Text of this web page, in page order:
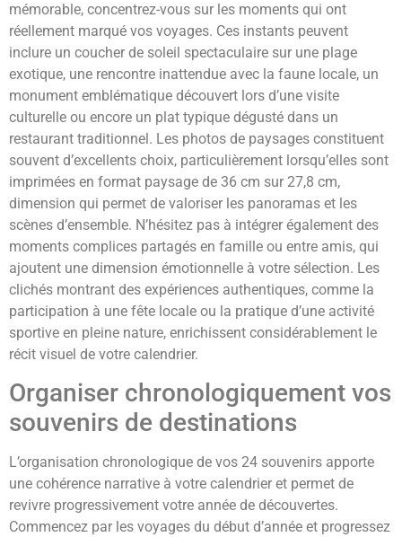
mémorable, concentrez-vous sur les moments qui ont
réellement marqué vos voyages. Ces instants peuvent
inclure un coucher de soleil spectaculaire sur une plage
exotique, une rencontre inattendue avec la faune locale, un
monument emblématique découvert lors d’une visite
culturelle ou encore un plat typique dégusté dans un
restaurant traditionnel. Les photos de paysages constituent
souvent d’excellents choix, particulièrement lorsqu’elles sont
imprimées en format paysage de 36 cm sur 27,8 cm,
dimension qui permet de valoriser les panoramas et les
scènes d’ensemble. N’hésitez pas à intégrer également des
moments complices partagés en famille ou entre amis, qui
ajoutent une dimension émotionnelle à votre sélection. Les
clichés montrant des expériences authentiques, comme la
participation à une fête locale ou la pratique d’une activité
sportive en pleine nature, enrichissent considérablement le
récit visuel de votre calendrier.
Organiser chronologiquement vos
souvenirs de destinations
L’organisation chronologique de vos 24 souvenirs apporte
une cohérence narrative à votre calendrier et permet de
revivre progressivement votre année de découvertes.
Commencez par les voyages du début d’année et progressez